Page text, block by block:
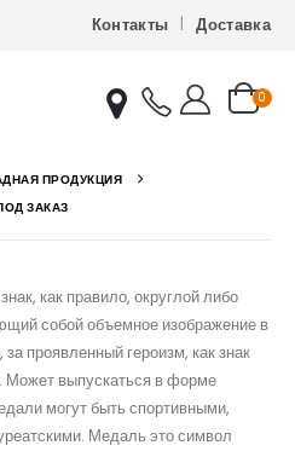
Контакты Доставка
0
ПРОДУКЦИЯ
ЗАКАЗ
как правило, округлой либо
собой объемное изображение в
проявленный героизм, как знак
Может выпускаться в форме
могут быть спортивными,
Медаль это символ